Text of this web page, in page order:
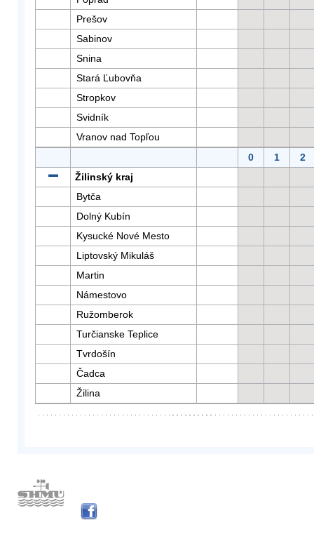
Prešov
Sabinov
Snina
Stará Ľubovňa
Stropkov
Svidník
Vranov nad Topľou
0
1
2
Žilinský kraj
Bytča
Dolný Kubín
Kysucké Nové Mesto
Liptovský Mikuláš
Martin
Námestovo
Ružomberok
Turčianske Teplice
Tvrdošín
Čadca
Žilina